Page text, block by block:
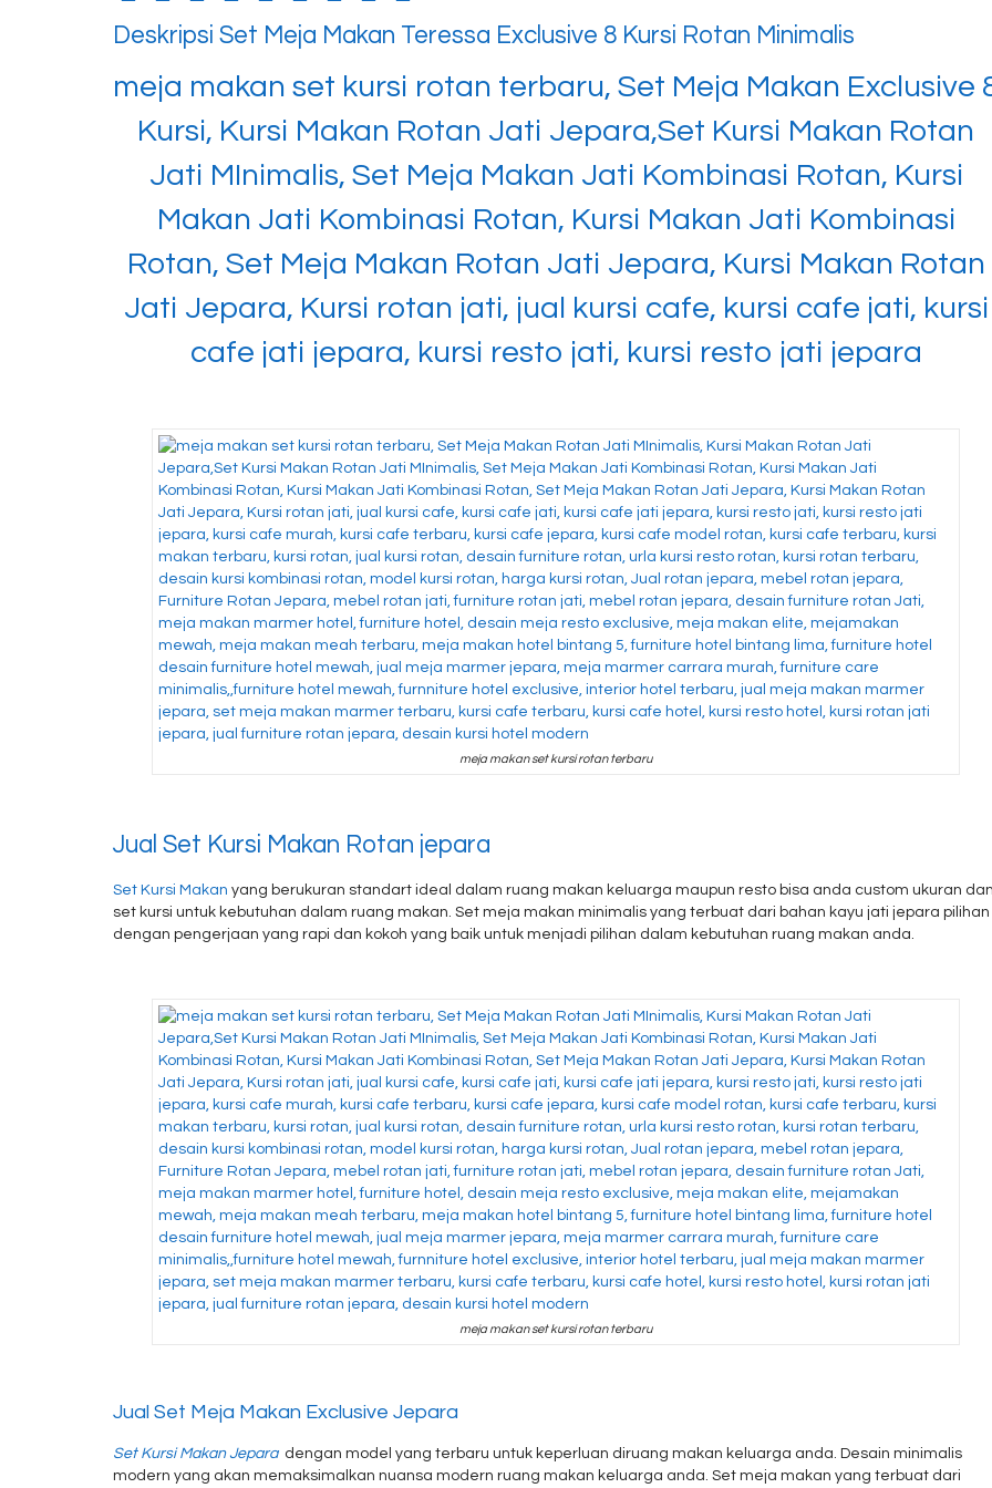
Deskripsi Set Meja Makan Teressa Exclusive 8 Kursi Rotan Minimalis
meja makan set kursi rotan terbaru, Set Meja Makan Exclusive
Kursi, Kursi Makan Rotan Jati Jepara,Set Kursi Makan Rotan
Jati MInimalis, Set Meja Makan Jati Kombinasi Rotan, Kursi
Makan Jati Kombinasi Rotan, Kursi Makan Jati Kombinasi
Rotan, Set Meja Makan Rotan Jati Jepara, Kursi Makan Rotan
Jati Jepara, Kursi rotan jati, jual kursi cafe, kursi cafe jati, kursi
cafe jati jepara, kursi resto jati, kursi resto jati jepara
meja makan set kursi rotan terbaru
Jual Set Kursi Makan Rotan jepara
Set Kursi Makan yang berukuran standart ideal dalam ruang makan keluarga maupun resto bisa anda custom ukuran
set kursi untuk kebutuhan dalam ruang makan. Set meja makan minimalis yang terbuat dari bahan kayu jati jepara pilihan
dengan pengerjaan yang rapi dan kokoh yang baik untuk menjadi pilihan dalam kebutuhan ruang makan anda.
meja makan set kursi rotan terbaru
Jual Set Meja Makan Exclusive Jepara
Set Kursi Makan Jepara dengan model yang terbaru untuk keperluan diruang makan keluarga anda. Desain minimalis
modern yang akan memaksimalkan nuansa modern ruang makan keluarga anda. Set meja makan yang terbuat dari